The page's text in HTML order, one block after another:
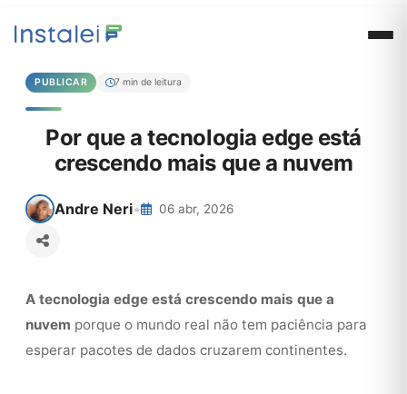
PUBLICAR 7 min de leitura
Por que a tecnologia edge está
crescendo mais que a nuvem
Andre Neri• 06 abr, 2026
A tecnologia edge está crescendo mais que a
nuvem porque o mundo real não tem paciência para
esperar pacotes de dados cruzarem continentes.